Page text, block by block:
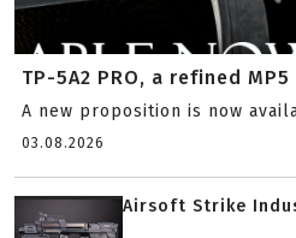
TP-5A2 PRO, a refined
A new proposition is now
03.08.2026
Airsoft Strike